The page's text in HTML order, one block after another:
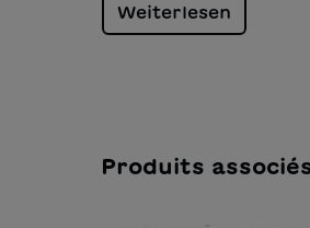
Weiterlesen
Produits